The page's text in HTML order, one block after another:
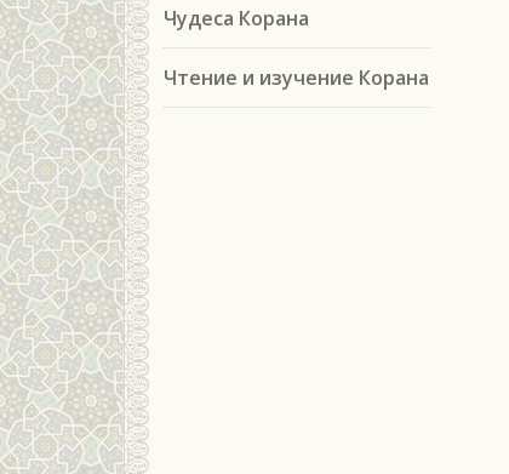
Чудеса Корана
Чтение и изучение Корана